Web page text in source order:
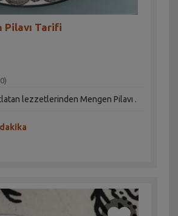
Pilavı Tarifi
lezzetlerinden Mengen Pilavı .